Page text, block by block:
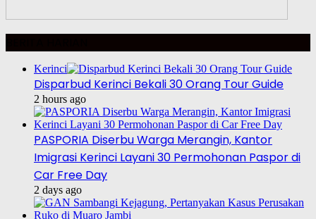
Kerinci
Disparbud Kerinci Bekali 30 Orang Tour Guide
2 hours ago
PASPORIA Diserbu Warga Merangin, Kantor
Imigrasi Kerinci Layani 30 Permohonan Paspor di
Car Free Day
2 days ago